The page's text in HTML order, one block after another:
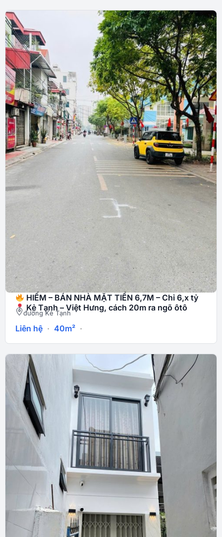
HIẾM – BÁN NHÀ MẶT TIỀN 6,7M – Chỉ 6,x tỷ
Kẻ Tạnh – Việt Hưng, cách 20m ra ngõ ôtô
đường Kẻ Tạnh
Liên hệ · 40m² ·